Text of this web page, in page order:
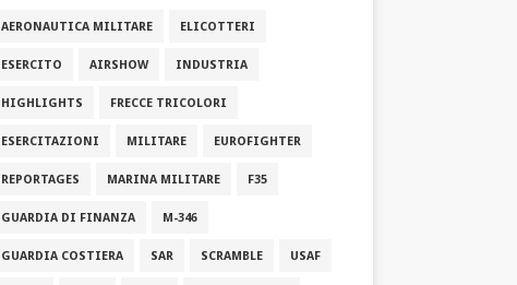
AERONAUTICA MILITARE ELICOTTERI
ESERCITO AIRSHOW INDUSTRIA
HIGHLIGHTS FRECCE TRICOLORI
ESERCITAZIONI MILITARE EUROFIGHTER
REPORTAGES MARINA MILITARE F35
GUARDIA DI FINANZA M-346
GUARDIA COSTIERA SAR SCRAMBLE USAF